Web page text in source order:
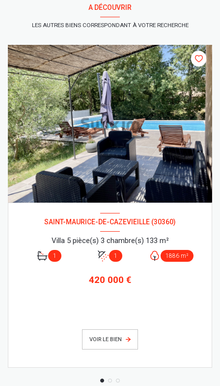
A DÉCOUVRIR
LES AUTRES BIENS CORRESPONDANT À VOTRE RECHERCHE
SAINT-MAURICE-DE-CAZEVIEILLE (30360)
Villa 5 pièce(s) 3 chambre(s) 133 m²
1 1 1886 m²
420 000 €
VOIR LE BIEN